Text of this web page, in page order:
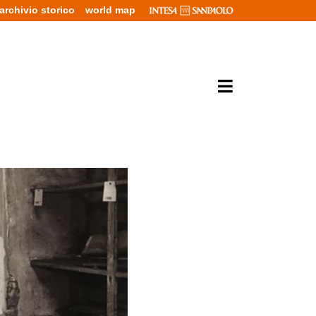
archivio storico world map